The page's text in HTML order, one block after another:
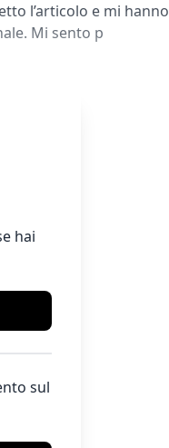
l’articolo e mi hanno
Mi sento p
hai
sul